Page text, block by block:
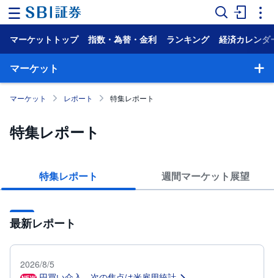
ー
ム
マ
ー
ト
国
内
式
国
式
マーケットトップ 指数・為替・金利 ランキング 経済カレンダ
マーケット
マーケット レポート 特集レポート
特集レポート
特集レポート 週間マーケット展望
最新レポート
2026/8/5